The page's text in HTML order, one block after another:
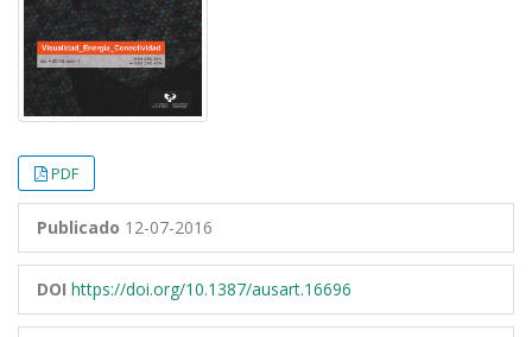
PDF
Publicado 12-07-2016
DOI https://doi.org/10.1387/ausart.16696